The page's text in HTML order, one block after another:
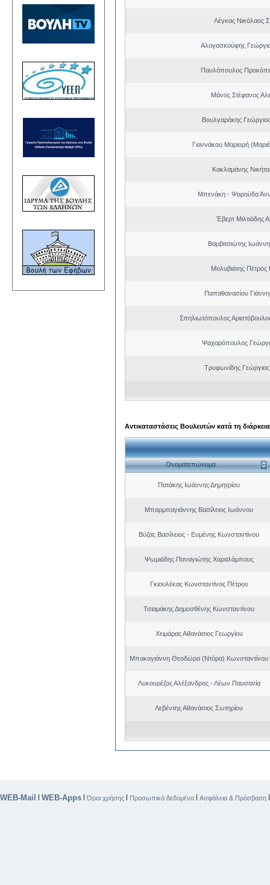
Λέγκας Νικόλαος
Αλογοσκούφης
Παυλόπουλος
Μάνος Στέφανος
Βουλγαράκης
Γιαννάκου Μαριορή
Κακλαμάνης
Μπενάκη - Ψαρούδα
Έβερτ Μιλτιάδης
Βαρβιτσιώτης
Μολυβιάτης Πέτρος
Παπαθανασίου
Σπηλιωτόπουλος
Ψαχαρόπουλος
Τρυφωνίδης
Αντικαταστάσεις Βουλευτών κατά τη
Ονοματεπώνυμο
Πατάκης Ιωάννης Δημητρίου
Μπαρμπαγιάννης Βασίλειος Ιωάννου
Βύζας Βασίλειος - Ευμένης Κωνσταντίνου
Ψωμιάδης Παναγιώτης Χαραλάμπους
Γκιουλέκας Κωνσταντίνος Πέτρου
Τσιαμάκης Δημοσθένης Κωνσταντίνου
Χειμάρας Αθανάσιος Γεωργίου
Μπακογιάννη Θεοδώρα (Ντόρα) Κωνσταντίνου
Λυκουρέζος Αλέξανδρος - Λέων Παυσανία
Λεβέντης Αθανάσιος Σωτηρίου
WEB-Mail | WEB-Apps |Όροι χρήσης | Προσωπικά δεδομένα | Ασφάλεια & Πρόσβαση